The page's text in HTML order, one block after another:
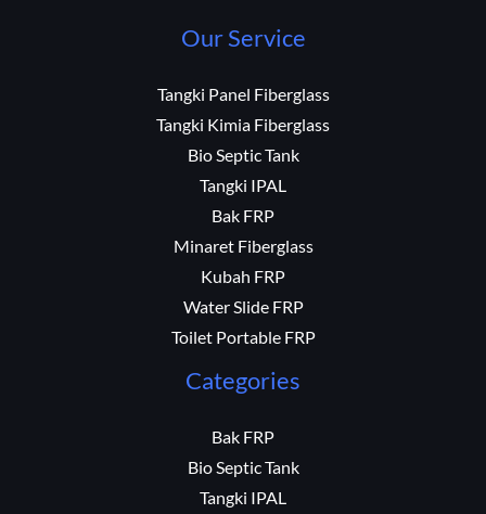
Our Service
Tangki Panel Fiberglass
Tangki Kimia Fiberglass
Bio Septic Tank
Tangki IPAL
Bak FRP
Minaret Fiberglass
Kubah FRP
Water Slide FRP
Toilet Portable FRP
Categories
Bak FRP
Bio Septic Tank
Tangki IPAL